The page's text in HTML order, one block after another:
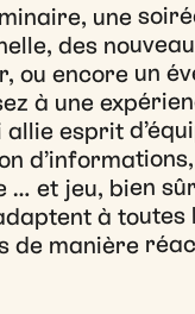
une
des
ou encore un
à une
esprit
d’informations,
… et jeu, bien
à toutes
de manière